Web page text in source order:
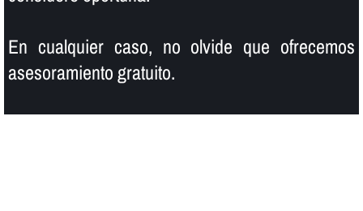
En cualquier caso, no olvide que ofrecemos
asesoramiento gratuito.